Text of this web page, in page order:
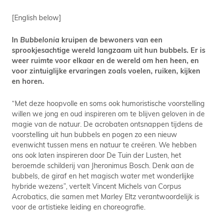
[English below]
In Bubbelonia kruipen de bewoners van een
sprookjesachtige wereld langzaam uit hun bubbels. Er is
weer ruimte voor elkaar en de wereld om hen heen, en
voor zintuiglijke ervaringen zoals voelen, ruiken, kijken
en horen.
“Met deze hoopvolle en soms ook humoristische voorstelling
willen we jong en oud inspireren om te blijven geloven in de
magie van de natuur. De acrobaten ontsnappen tijdens de
voorstelling uit hun bubbels en pogen zo een nieuw
evenwicht tussen mens en natuur te creëren. We hebben
ons ook laten inspireren door De Tuin der Lusten, het
beroemde schilderij van Jheronimus Bosch. Denk aan de
bubbels, de giraf en het magisch water met wonderlijke
hybride wezens”, vertelt Vincent Michels van Corpus
Acrobatics, die samen met Marley Eltz verantwoordelijk is
voor de artistieke leiding en choreografie.